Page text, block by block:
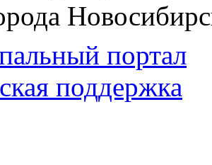
портал
поддержка